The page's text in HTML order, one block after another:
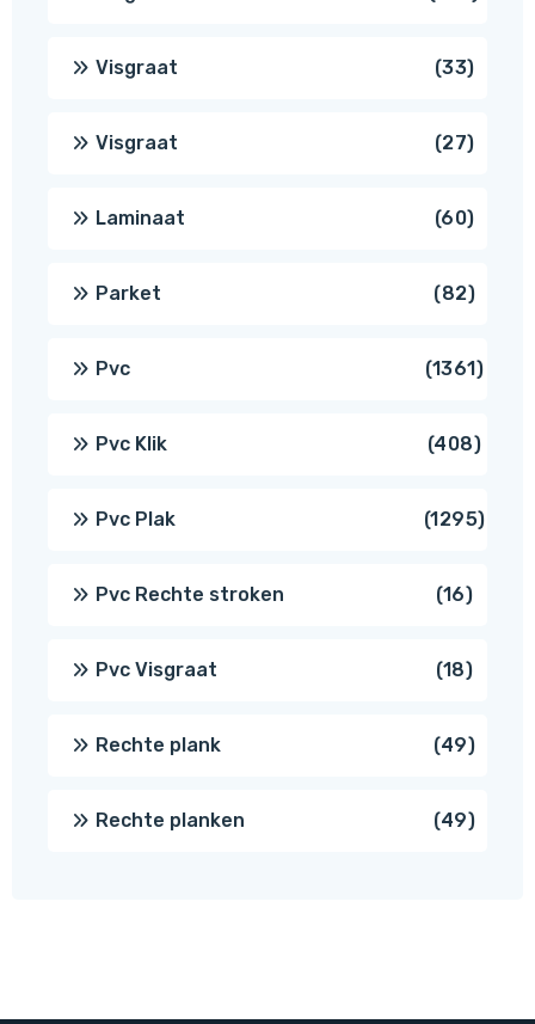
Visgraat 3333
Visgraat 2727
Laminaat 6060
Parket 8282
Pvc 13611361
Pvc Klik 408408
Pvc Plak 12951295
Pvc Rechte stroken 1616
Pvc Visgraat 1818
Rechte plank 4949
Rechte planken 4949